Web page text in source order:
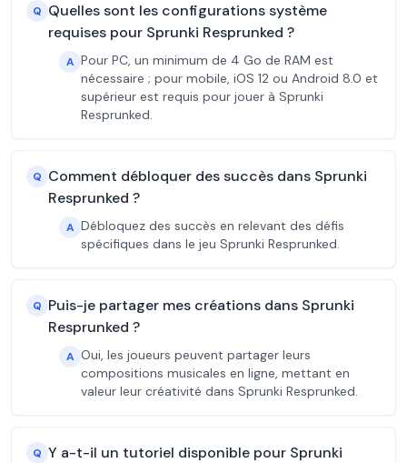
Q Quelles sont les configurations système
requises pour Sprunki Resprunked ?
A Pour PC, un minimum de 4 Go de RAM est
nécessaire ; pour mobile, iOS 12 ou Android 8.0 et
supérieur est requis pour jouer à Sprunki
Resprunked.
Q Comment débloquer des succès dans Sprunki
Resprunked ?
A Débloquez des succès en relevant des défis
spécifiques dans le jeu Sprunki Resprunked.
Q Puis-je partager mes créations dans Sprunki
Resprunked ?
A Oui, les joueurs peuvent partager leurs
compositions musicales en ligne, mettant en
valeur leur créativité dans Sprunki Resprunked.
Q Y a-t-il un tutoriel disponible pour Sprunki